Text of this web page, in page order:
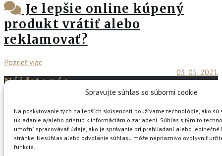
Spravujte súhlas so súbormi cookie
Na poskytovanie tých najlepších skúseností používame technológie, ako sú
ukladanie a/alebo prístup k informáciám o zariadení. Súhlas s týmito
umožní spracovávať údaje, ako je správanie pri prehliadaní alebo jedinečné
stránke. Nesúhlas alebo odvolanie súhlasu môže nepriaznivo ovplyvniť
funkcie.
Je lepšie online kúpený
produkt vrátiť alebo
reklamovať?
Pozrieť viac
03. 05. 2021
Nájdete nás
P. O. BOX 162, 810 00 Bratislava
T: +421 2 57 10 04 11
E: office@krivak.sk